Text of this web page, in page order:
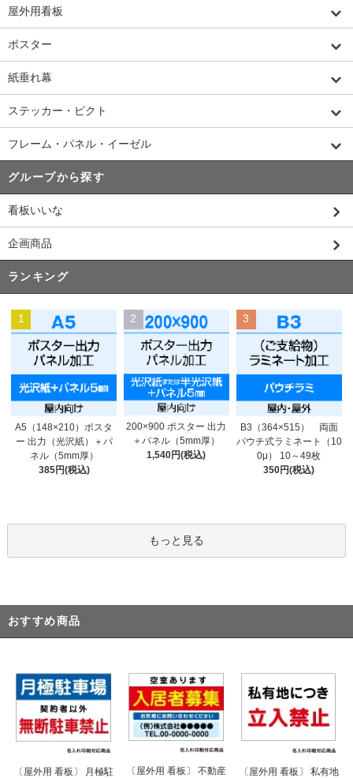
屋外用看板
ポスター
紙垂れ幕
ステッカー・ピクト
フレーム・パネル・イーゼル
グループから探す
看板いいな
企画商品
ランキング
1
A5（148×210）ポスタ
ー 出力（光沢紙）＋パ
ネル（5mm厚）
385円(税込)
2
200×900 ポスター 出力
＋パネル（5mm厚）
1,540円(税込)
3
B3（364×515） 両面
パウチ式ラミネート（10
0μ） 10～49枚
350円(税込)
もっと見る
おすすめ商品
〔屋外用 看板〕 月極駐
〔屋外用 看板〕 不動産
〔屋外用 看板〕 私有地